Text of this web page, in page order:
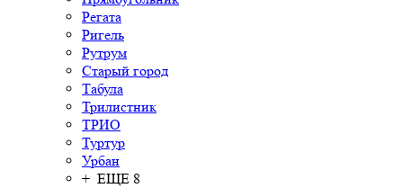
Регата
Ригель
Рутрум
Старый город
Табула
Трилистник
ТРИО
Туртур
Урбан
+ ЕЩЕ 8